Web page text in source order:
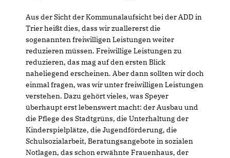
Aus der Sicht der Kommunalaufsicht bei der ADD in
Trier heißt dies, dass wir zuallererst die
sogenannten freiwilligen Leistungen weiter
reduzieren müssen. Freiwillige Leistungen zu
reduzieren, das mag auf den ersten Blick
naheliegend erscheinen. Aber dann sollten wir doch
einmal fragen, was wir unter freiwilligen Leistungen
verstehen. Dazu gehört vieles, was Speyer
überhaupt erst lebenswert macht: der Ausbau und
die Pflege des Stadtgrüns, die Unterhaltung der
Kinderspielplätze, die Jugendförderung, die
Schulsozialarbeit, Beratungsangebote in sozialen
Notlagen, das schon erwähnte Frauenhaus, der